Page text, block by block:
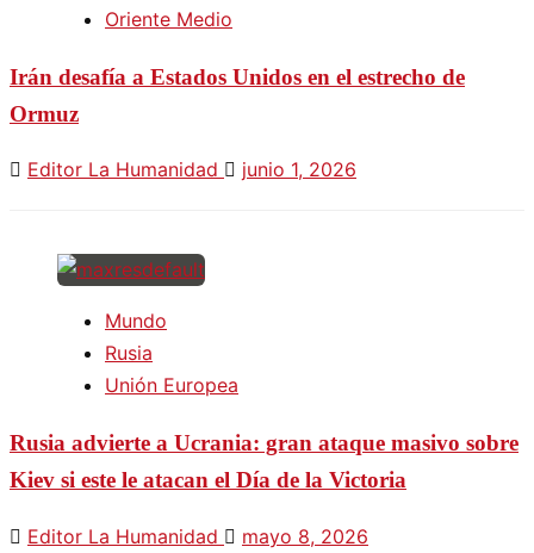
Oriente Medio
Irán desafía a Estados Unidos en el estrecho de
Ormuz
Editor La Humanidad junio 1, 2026
Mundo
Rusia
Unión Europea
Rusia advierte a Ucrania: gran ataque masivo sobre
Kiev si este le atacan el Día de la Victoria
Editor La Humanidad mayo 8, 2026